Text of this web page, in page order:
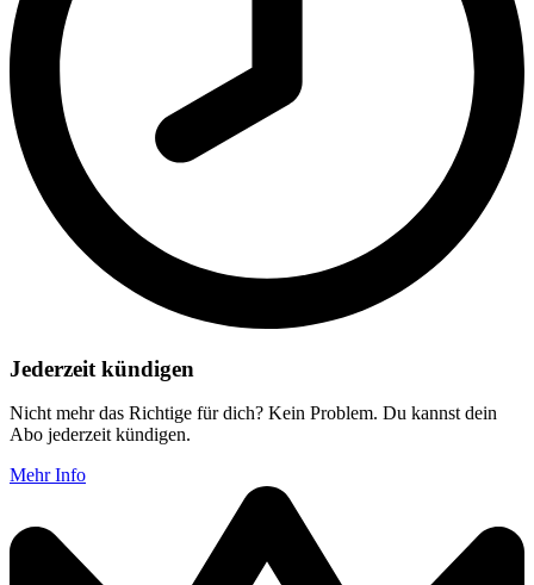
Jederzeit kündigen
Nicht mehr das Richtige für dich? Kein Problem. Du kannst dein
Abo jederzeit kündigen.
Mehr Info